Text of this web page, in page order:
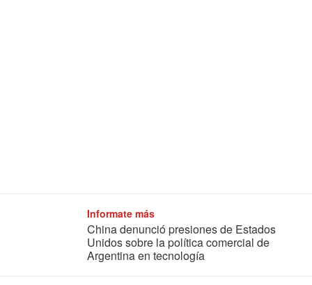
Informate más
China denunció presiones de Estados
Unidos sobre la política comercial de
Argentina en tecnología